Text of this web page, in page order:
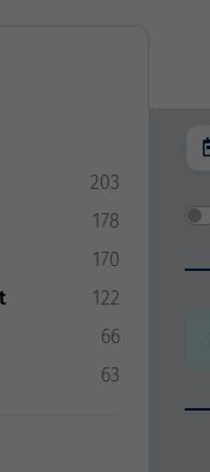
203
178
170
122
66
63